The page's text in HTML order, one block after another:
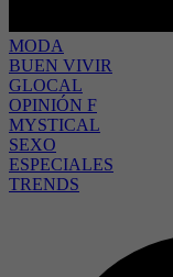
MODA
BUEN VIVIR
GLOCAL
OPINIÓN F
MYSTICAL
SEXO
ESPECIALES
TRENDS